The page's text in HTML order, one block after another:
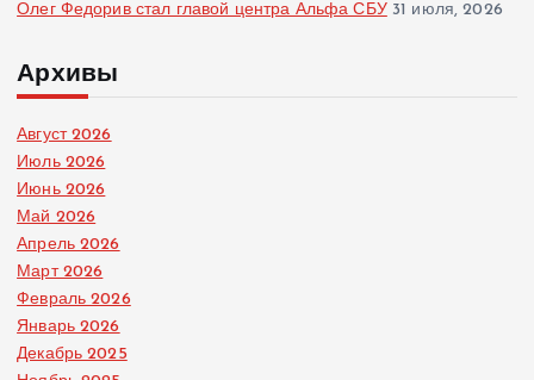
Олег Федорив стал главой центра Альфа СБУ 31 июля, 2026
Архивы
Август 2026
Июль 2026
Июнь 2026
Май 2026
Апрель 2026
Март 2026
Февраль 2026
Январь 2026
Декабрь 2025